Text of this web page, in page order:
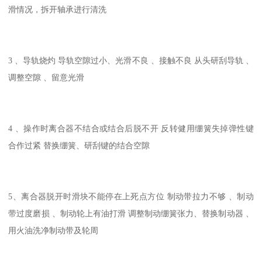
滑情况，拆开轴承进行清洗
3 、导轨烧灼 导轨空隙过小、光滑不良 、接触不良 从头研刮导轨 、
调整空隙 、留意光滑
4 、操作时离合器不结合或结合后脱不开 反转健用绷簧失掉弹性键
合作过紧 替换绷簧、研刮键的结合空隙
5、离合器脱开时滑块不能停在上死点方位 制动带拉力不够 、制动
带过度磨损 、制动轮上有油打滑 调整制动绷簧张力、替换制动器 、
用火油洗净制动带及轮周